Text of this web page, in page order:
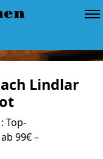
Lindlar
Top-
99€ –